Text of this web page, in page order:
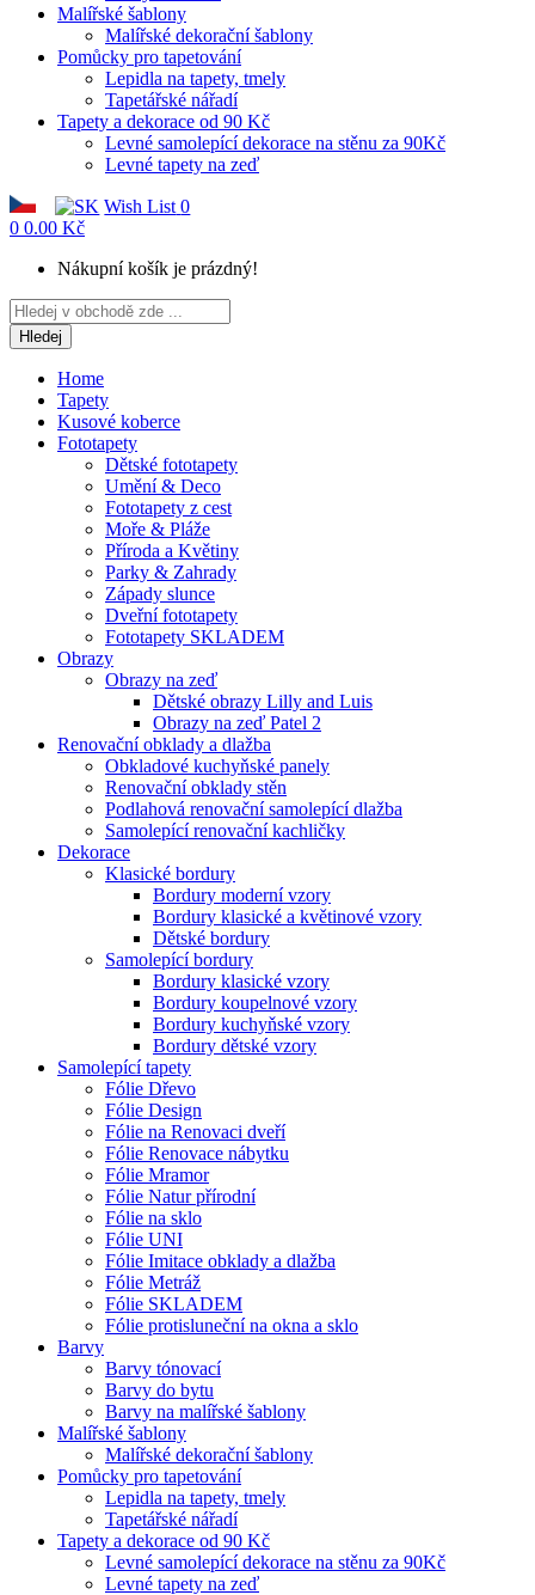
Malířské šablony
Malířské dekorační šablony
Pomůcky pro tapetování
Lepidla na tapety, tmely
Tapetářské nářadí
Tapety a dekorace od 90 Kč
Levné samolepící dekorace na stěnu za 90Kč
Levné tapety na zeď
Wish List 0
0 0.00 Kč
Nákupní košík je prázdný!
Hledej
Home
Tapety
Kusové koberce
Fototapety
Dětské fototapety
Umění & Deco
Fototapety z cest
Moře & Pláže
Příroda a Květiny
Parky & Zahrady
Západy slunce
Dveřní fototapety
Fototapety SKLADEM
Obrazy
Obrazy na zeď
Dětské obrazy Lilly and Luis
Obrazy na zeď Patel 2
Renovační obklady a dlažba
Obkladové kuchyňské panely
Renovační obklady stěn
Podlahová renovační samolepící dlažba
Samolepící renovační kachličky
Dekorace
Klasické bordury
Bordury moderní vzory
Bordury klasické a květinové vzory
Dětské bordury
Samolepící bordury
Bordury klasické vzory
Bordury koupelnové vzory
Bordury kuchyňské vzory
Bordury dětské vzory
Samolepící tapety
Fólie Dřevo
Fólie Design
Fólie na Renovaci dveří
Fólie Renovace nábytku
Fólie Mramor
Fólie Natur přírodní
Fólie na sklo
Fólie UNI
Fólie Imitace obklady a dlažba
Fólie Metráž
Fólie SKLADEM
Fólie protisluneční na okna a sklo
Barvy
Barvy tónovací
Barvy do bytu
Barvy na malířské šablony
Malířské šablony
Malířské dekorační šablony
Pomůcky pro tapetování
Lepidla na tapety, tmely
Tapetářské nářadí
Tapety a dekorace od 90 Kč
Levné samolepící dekorace na stěnu za 90Kč
Levné tapety na zeď